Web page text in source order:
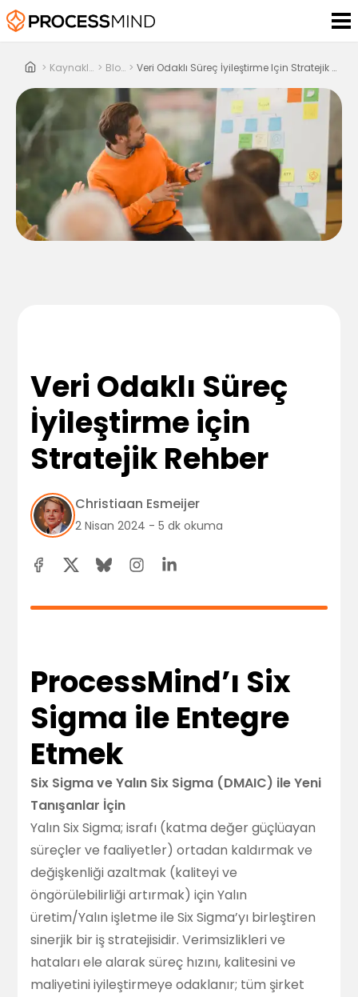
> Kaynaklar > Blog > Veri Odaklı Süreç İyileştirme Için Stratejik Rehber
Veri Odaklı Süreç
İyileştirme için
Stratejik Rehber
Christiaan Esmeijer
2 Nisan 2024 - 5 dk okuma
ProcessMind’ı Six
Sigma ile Entegre
Etmek
Six Sigma ve Yalın Six Sigma (DMAIC) ile Yeni
Tanışanlar İçin
Yalın Six Sigma; israfı (katma değer güçlüayan
süreçler ve faaliyetler) ortadan kaldırmak ve
değişkenliği azaltmak (kaliteyi ve
öngörülebilirliği artırmak) için Yalın
üretim/Yalın işletme ile Six Sigma’yı birleştiren
sinerjik bir iş stratejisidir. Verimsizlikleri ve
hataları ele alarak süreç hızını, kalitesini ve
maliyetini iyileştirmeye odaklanır; tüm şirket